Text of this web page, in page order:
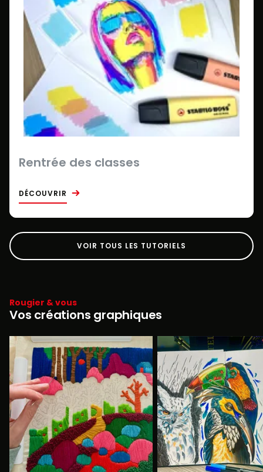
Rentrée des classes
DÉCOUVRIR
VOIR TOUS LES TUTORIELS
Rougier & vous
Vos créations graphiques